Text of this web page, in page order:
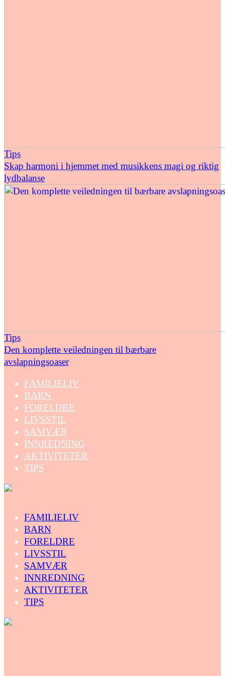
Tips
Skap harmoni i hjemmet med musikkens magi og riktig
lydbalanse
Tips
Den komplette veiledningen til bærbare
avslapningsoaser
FAMILIELIV
BARN
FORELDRE
LIVSSTIL
SAMVÆR
INNREDNING
AKTIVITETER
TIPS
FAMILIELIV
BARN
FORELDRE
LIVSSTIL
SAMVÆR
INNREDNING
AKTIVITETER
TIPS